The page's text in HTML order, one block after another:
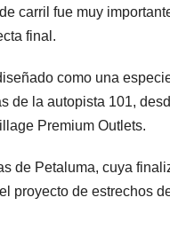
carril fue muy
final.
como una
de la autopista 101,
Premium Outlets.
de Petaluma, cuya
proyecto de estrechos